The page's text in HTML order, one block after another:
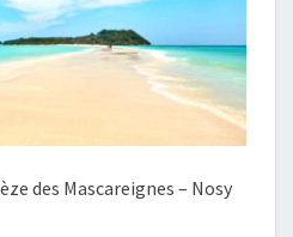
des Mascareignes – Nosy